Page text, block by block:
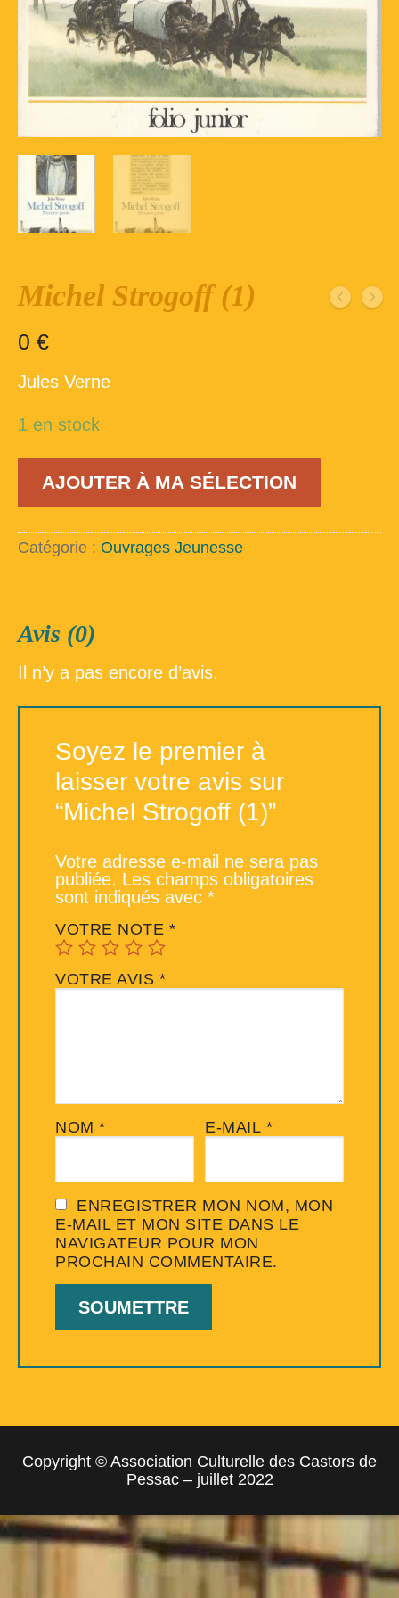
Inscription – club de lecture – Echecs
Nos suggestions
Répertoire du fonds de la bibliothèque –
1ère partie
Répertoire des ouvrages Jeunesse
Michel Strogoff (1)
0 €
Jules Verne
1 en stock
Michel
(1)
AJOUTER À MA SÉLECTION
Catégorie : Ouvrages Jeunesse
Avis (0)
Il n’y a pas encore d’avis.
Soyez le premier à
laisser votre avis sur
“Michel Strogoff (1)”
Votre adresse e-mail ne sera pas
publiée. Les champs obligatoires
sont indiqués avec *
VOTRE NOTE *
VOTRE AVIS *
NOM * E-MAIL *
ENREGISTRER MON NOM, MON
E-MAIL ET MON SITE DANS LE
NAVIGATEUR POUR MON
PROCHAIN COMMENTAIRE.
Copyright © Association Culturelle des Castors de
Pessac – juillet 2022